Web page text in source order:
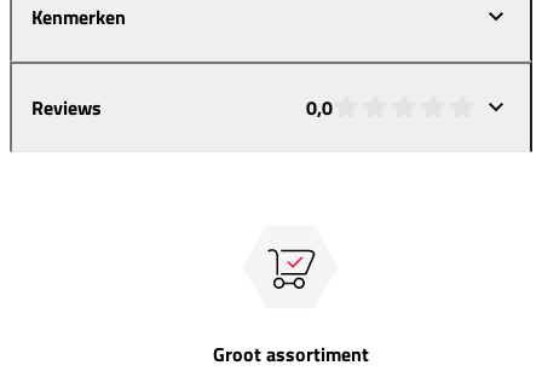
Kenmerken
Reviews 0,0
Groot assortiment